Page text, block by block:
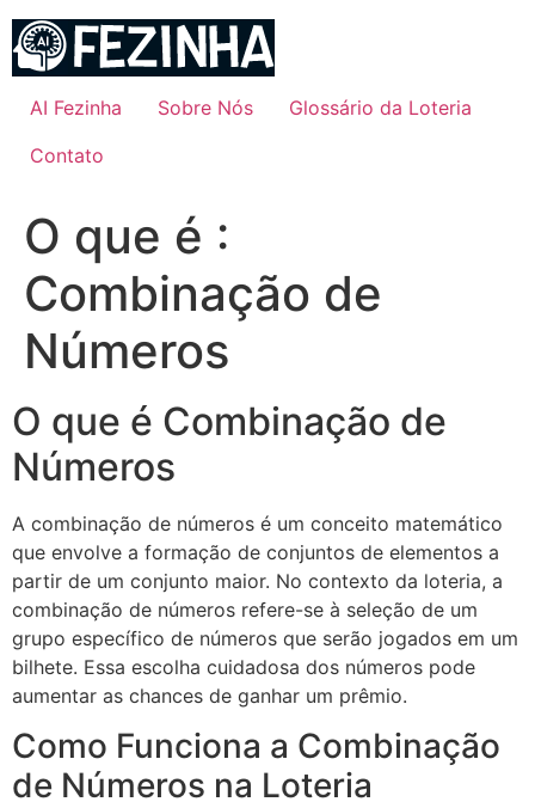
para
conteúdo
AI Fezinha Sobre Nós
Glossário da Loteria
Contato
O que é :
Combinação de
Números
O que é Combinação de
Números
A combinação de números é um conceito matemático
que envolve a formação de conjuntos de elementos a
partir de um conjunto maior. No contexto da loteria, a
combinação de números refere-se à seleção de um
grupo específico de números que serão jogados em um
bilhete. Essa escolha cuidadosa dos números pode
aumentar as chances de ganhar um prêmio.
Como Funciona a Combinação
de Números na Loteria